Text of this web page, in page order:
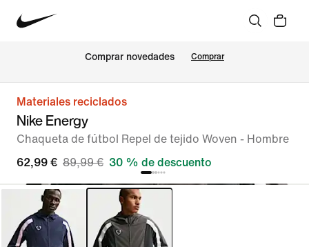
Comprar novedades Comprar
Materiales reciclados
Nike Energy
Chaqueta de fútbol Repel de tejido Woven - Hombre
62,99 € 89,99 € 30 % de descuento